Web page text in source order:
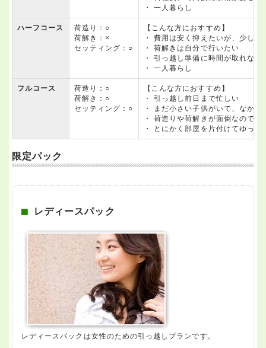
・ 一人暮らし
ハーフコース
荷造り：○
荷解き：×
セッティング：○
【こんな方におすすめ】
・ 費用は安く抑えたいが、少し
・ 荷解きは自分で行いたい
・ 引っ越し準備に時間が取れな
・ 一人暮らし
フルコース
荷造り：○
荷解き：○
セッティング：○
【こんな方におすすめ】
・ 引っ越し前日まで忙しい
・ まだ小さい子供がいて、なか
・ 荷造りや荷解きが面倒なので
・ とにかく部屋を片付けてゆっく
限定パック
レディースパック
レディースパックは女性のための引っ越しプランです。